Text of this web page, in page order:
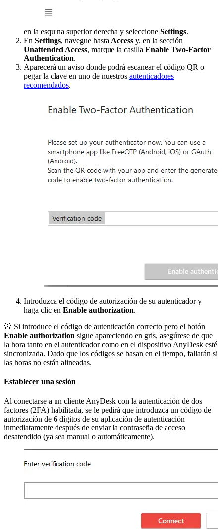
en la esquina superior derecha y seleccione Settings.
En Settings, navegue hasta Access y, en la sección
Unattended Access, marque la casilla Enable Two-Factor
Authentication.
Aparecerá un aviso donde podrá escanear el código QR o
pegar la clave en uno de nuestros autenticadores
recomendados.
Introduzca el código de autorización de su autenticador y
haga clic en Enable authorization.
🚨 Si introduce el código de autenticación correcto pero el botón
Enable authorization sigue apareciendo en gris, asegúrese de que
la hora tanto en el autenticador como en el dispositivo AnyDesk esté
sincronizada. Dado que los códigos se basan en el tiempo, fallarán si
las horas no están alineadas.
Establecer una sesión
Al conectarse a un cliente AnyDesk con la autenticación de dos
factores (2FA) habilitada, se le pedirá que introduzca un código de
autorización de 6 dígitos de su aplicación de autenticación
inmediatamente después de enviar la contraseña de acceso
desatendido (ya sea manual o automáticamente).